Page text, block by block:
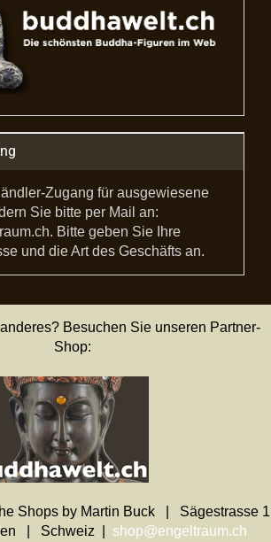
Zugang für ausgewiesene
Sie bitte per Mail an:
Bitte geben Sie Ihre
und die Art des Geschäfts an.
Besuchen Sie unseren Partner-
Shop:
Shops by Martin Buck | Sägestrasse 1
| Schweiz | shop@engeltraum.ch